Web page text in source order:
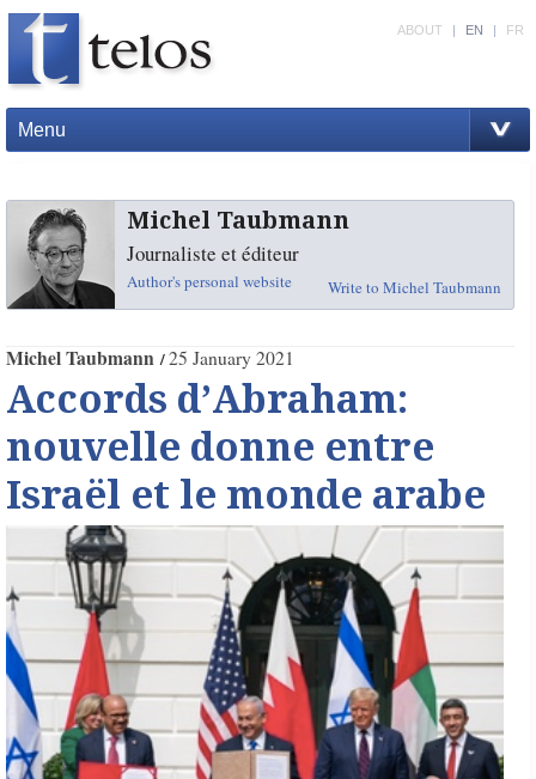
Menu
ABOUT | EN | FR
Michel Taubmann
Journaliste et éditeur
Author's personal website Write to Michel Taubmann
Michel Taubmann 25 January 2021
Accords d’Abraham:
nouvelle donne entre
Israël et le monde arabe